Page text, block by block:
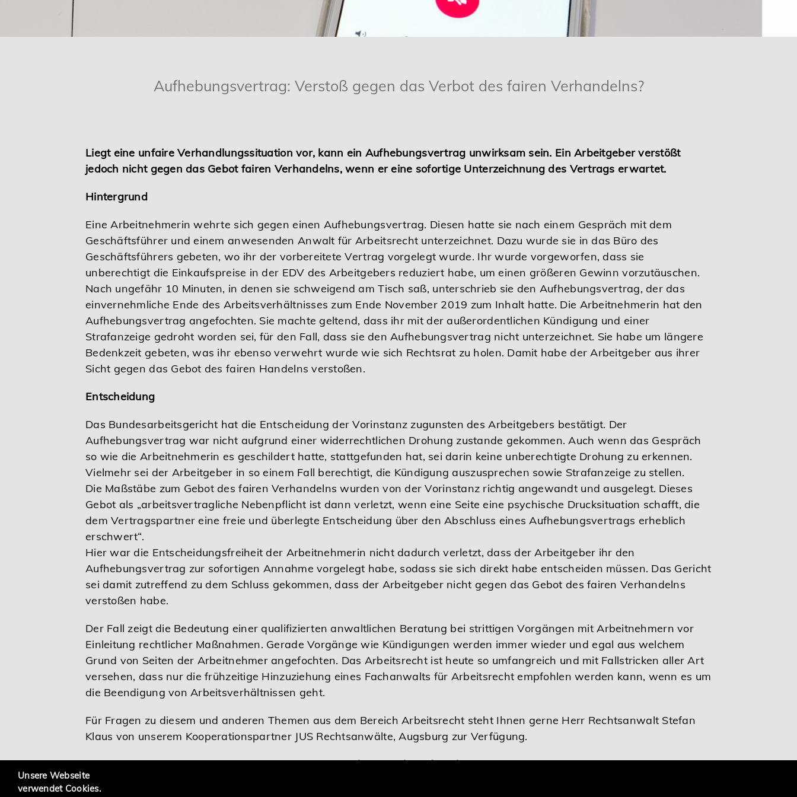
Aufhebungsvertrag: Verstoß gegen das Verbot des fairen Verhandelns?
Liegt eine unfaire Verhandlungssituation vor, kann ein Aufhebungsvertrag unwirksam sein. Ein Arbeitgeber verstößt
jedoch nicht gegen das Gebot fairen Verhandelns, wenn er eine sofortige Unterzeichnung des Vertrags erwartet.
Hintergrund
Eine Arbeitnehmerin wehrte sich gegen einen Aufhebungsvertrag. Diesen hatte sie nach einem Gespräch mit dem
Geschäftsführer und einem anwesenden Anwalt für Arbeitsrecht unterzeichnet. Dazu wurde sie in das Büro des
Geschäftsführers gebeten, wo ihr der vorbereitete Vertrag vorgelegt wurde. Ihr wurde vorgeworfen, dass sie
unberechtigt die Einkaufspreise in der EDV des Arbeitgebers reduziert habe, um einen größeren Gewinn vorzutäuschen.
Nach ungefähr 10 Minuten, in denen sie schweigend am Tisch saß, unterschrieb sie den Aufhebungsvertrag, der das
einvernehmliche Ende des Arbeitsverhältnisses zum Ende November 2019 zum Inhalt hatte. Die Arbeitnehmerin hat den
Aufhebungsvertrag angefochten. Sie machte geltend, dass ihr mit der außerordentlichen Kündigung und einer
Strafanzeige gedroht worden sei, für den Fall, dass sie den Aufhebungsvertrag nicht unterzeichnet. Sie habe um längere
Bedenkzeit gebeten, was ihr ebenso verwehrt wurde wie sich Rechtsrat zu holen. Damit habe der Arbeitgeber aus ihrer
Sicht gegen das Gebot des fairen Handelns verstoßen.
Entscheidung
Das Bundesarbeitsgericht hat die Entscheidung der Vorinstanz zugunsten des Arbeitgebers bestätigt. Der
Aufhebungsvertrag war nicht aufgrund einer widerrechtlichen Drohung zustande gekommen. Auch wenn das Gespräch
so wie die Arbeitnehmerin es geschildert hatte, stattgefunden hat, sei darin keine unberechtigte Drohung zu erkennen.
Vielmehr sei der Arbeitgeber in so einem Fall berechtigt, die Kündigung auszusprechen sowie Strafanzeige zu stellen.
Die Maßstäbe zum Gebot des fairen Verhandelns wurden von der Vorinstanz richtig angewandt und ausgelegt. Dieses
Gebot als „arbeitsvertragliche Nebenpflicht ist dann verletzt, wenn eine Seite eine psychische Drucksituation schafft, die
dem Vertragspartner eine freie und überlegte Entscheidung über den Abschluss eines Aufhebungsvertrags erheblich
erschwert“.
Hier war die Entscheidungsfreiheit der Arbeitnehmerin nicht dadurch verletzt, dass der Arbeitgeber ihr den
Aufhebungsvertrag zur sofortigen Annahme vorgelegt habe, sodass sie sich direkt habe entscheiden müssen. Das Gericht
sei damit zutreffend zu dem Schluss gekommen, dass der Arbeitgeber nicht gegen das Gebot des fairen Verhandelns
verstoßen habe.
Der Fall zeigt die Bedeutung einer qualifizierten anwaltlichen Beratung bei strittigen Vorgängen mit Arbeitnehmern vor
Einleitung rechtlicher Maßnahmen. Gerade Vorgänge wie Kündigungen werden immer wieder und egal aus welchem
Grund von Seiten der Arbeitnehmer angefochten. Das Arbeitsrecht ist heute so umfangreich und mit Fallstricken aller Art
versehen, dass nur die frühzeitige Hinzuziehung eines Fachanwalts für Arbeitsrecht empfohlen werden kann, wenn es um
die Beendigung von Arbeitsverhältnissen geht.
Für Fragen zu diesem und anderen Themen aus dem Bereich Arbeitsrecht steht Ihnen gerne Herr Rechtsanwalt Stefan
Klaus von unserem Kooperationspartner JUS Rechtsanwälte, Augsburg zur Verfügung.
Hier erhalten Sie weitere Informationen zuHerrn Rechtsanwalt Stefan Klaus
Stand: August 2022 (ph)
Unsere Webseite
verwendet Cookies.